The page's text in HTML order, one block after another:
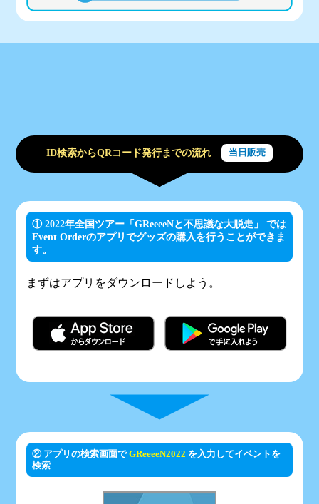
ID検索からQRコード発行までの流れ 当日販売
① 2022年全国ツアー「GReeeeNと不思議な大脱走」 では
Event Orderのアプリでグッズの購入を行うことができま
す。
まずはアプリをダウンロードしよう。
② アプリの検索画面でGReeeeN2022 を入力してイベントを
検索